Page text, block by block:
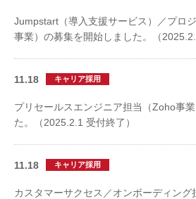
Jumpstart（導入支援サービス）／プロ
事業）の募集を開始しました。（
11.18 キャリア採用
プリセールスエンジニア担当（Zoho事
た。（2025.2.1 受付終了）
11.18 キャリア採用
カスタマーサクセス／オンボーディン